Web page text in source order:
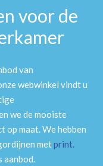
voor de
van
webwinkel vindt u
we de mooiste
op maat. We hebben
metprint.
aanbod.